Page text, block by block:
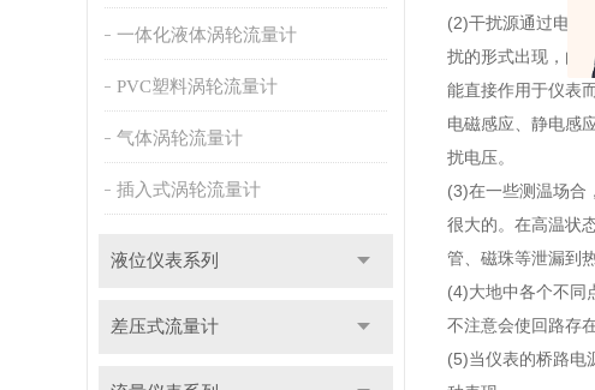
一体化液体涡轮流量计
PVC塑料涡轮流量计
气体涡轮流量计
插入式涡轮流量计
液位仪表系列
差压式流量计
(2)干扰源通过电容
扰的形式出现，由
能直接作用于仪表
电磁感应、静电感
扰电压。
(3)在一些测温场合
很大的。在高温状
管、磁珠等泄漏到
(4)大地中各个不同
不注意会使回路存
(5)当仪表的桥路电